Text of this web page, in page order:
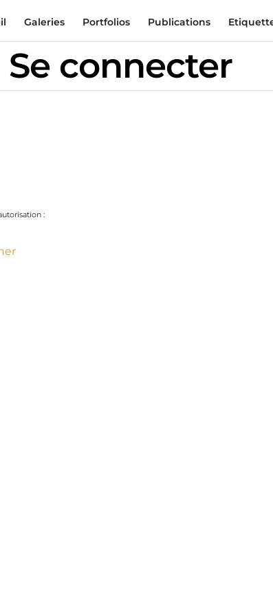
Galeries Portfolios Publications
Se connecter
: